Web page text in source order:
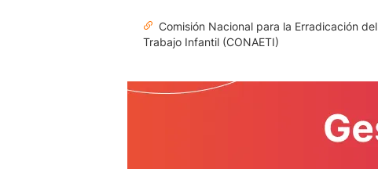
Comisión Nacional para la Erradicación del
Trabajo Infantil (CONAETI)